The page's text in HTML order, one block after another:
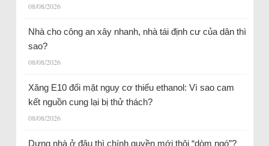
08/08/2026
Nhà cho công an xây nhanh, nhà tái định cư của dân thì
sao?
08/08/2026
Xăng E10 đối mặt nguy cơ thiếu ethanol: Vì sao cam
kết nguồn cung lại bị thử thách?
08/08/2026
Dựng nhà ở đâu thì chính quyền mới thôi “dòm ngó”?